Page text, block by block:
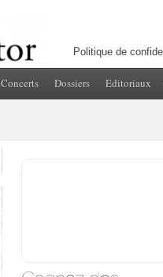
Politique de
Concerts Dossiers Editoriaux